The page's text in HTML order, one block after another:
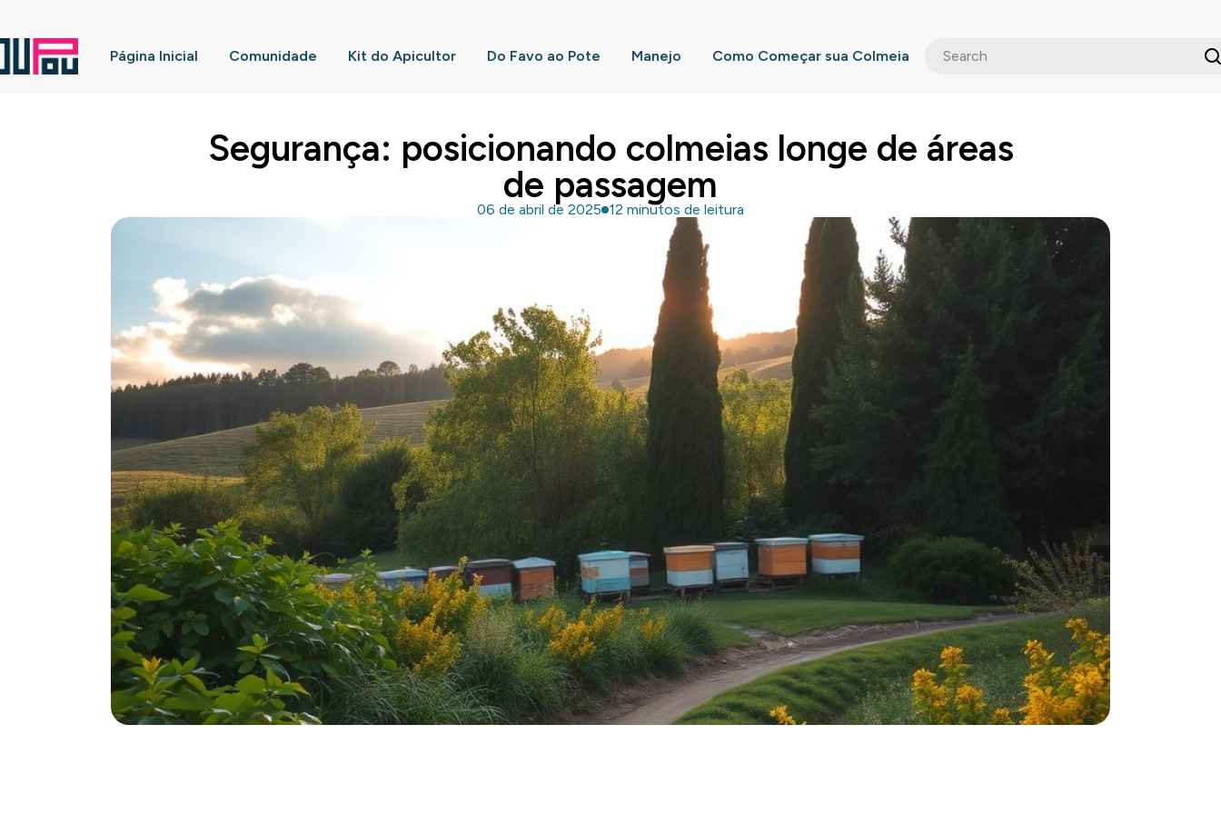
Página Inicial Comunidade Kit do Apicultor Do Favo ao Pote Manejo Como Começar sua Colmeia
Segurança: posicionando colmeias longe de áreas
de passagem
06 de abril de 2025 12 minutos de leitura